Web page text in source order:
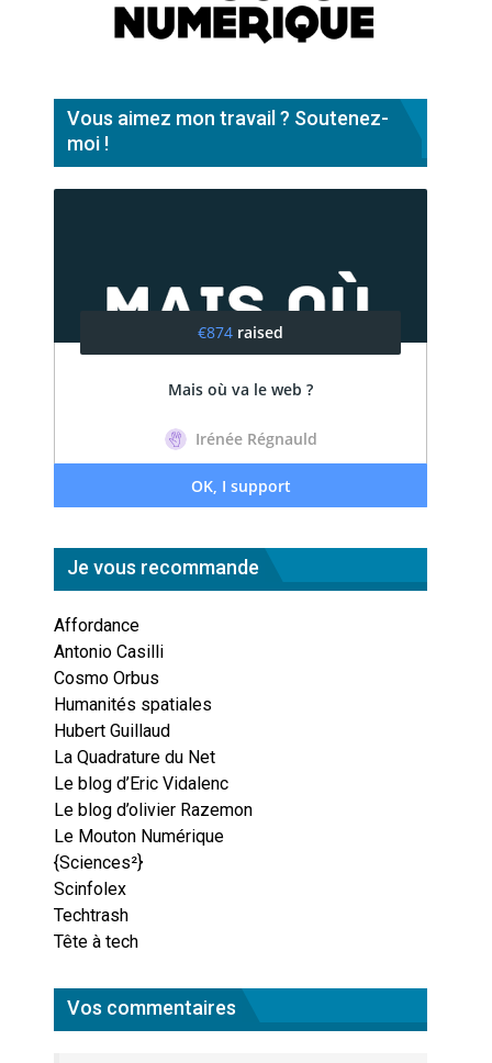
Vous aimez mon travail ? Soutenez-
moi !
Je vous recommande
Affordance
Antonio Casilli
Cosmo Orbus
Humanités spatiales
Hubert Guillaud
La Quadrature du Net
Le blog d’Eric Vidalenc
Le blog d’olivier Razemon
Le Mouton Numérique
{Sciences²}
Scinfolex
Techtrash
Tête à tech
Vos commentaires